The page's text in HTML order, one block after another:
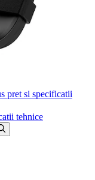
pret si specificatii
tehnice